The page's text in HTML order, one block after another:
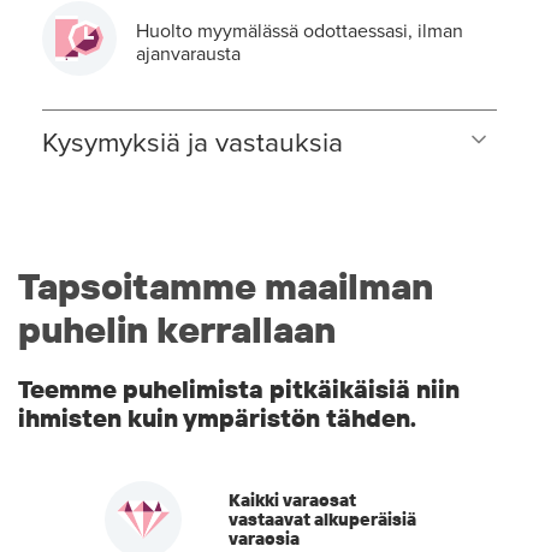
Huolto myymälässä odottaessasi, ilman
ajanvarausta
Kysymyksiä ja vastauksia
Tapsoitamme maailman
puhelin kerrallaan
Teemme puhelimista pitkäikäisiä niin
ihmisten kuin ympäristön tähden.
Kaikki varaosat
vastaavat alkuperäisiä
varaosia